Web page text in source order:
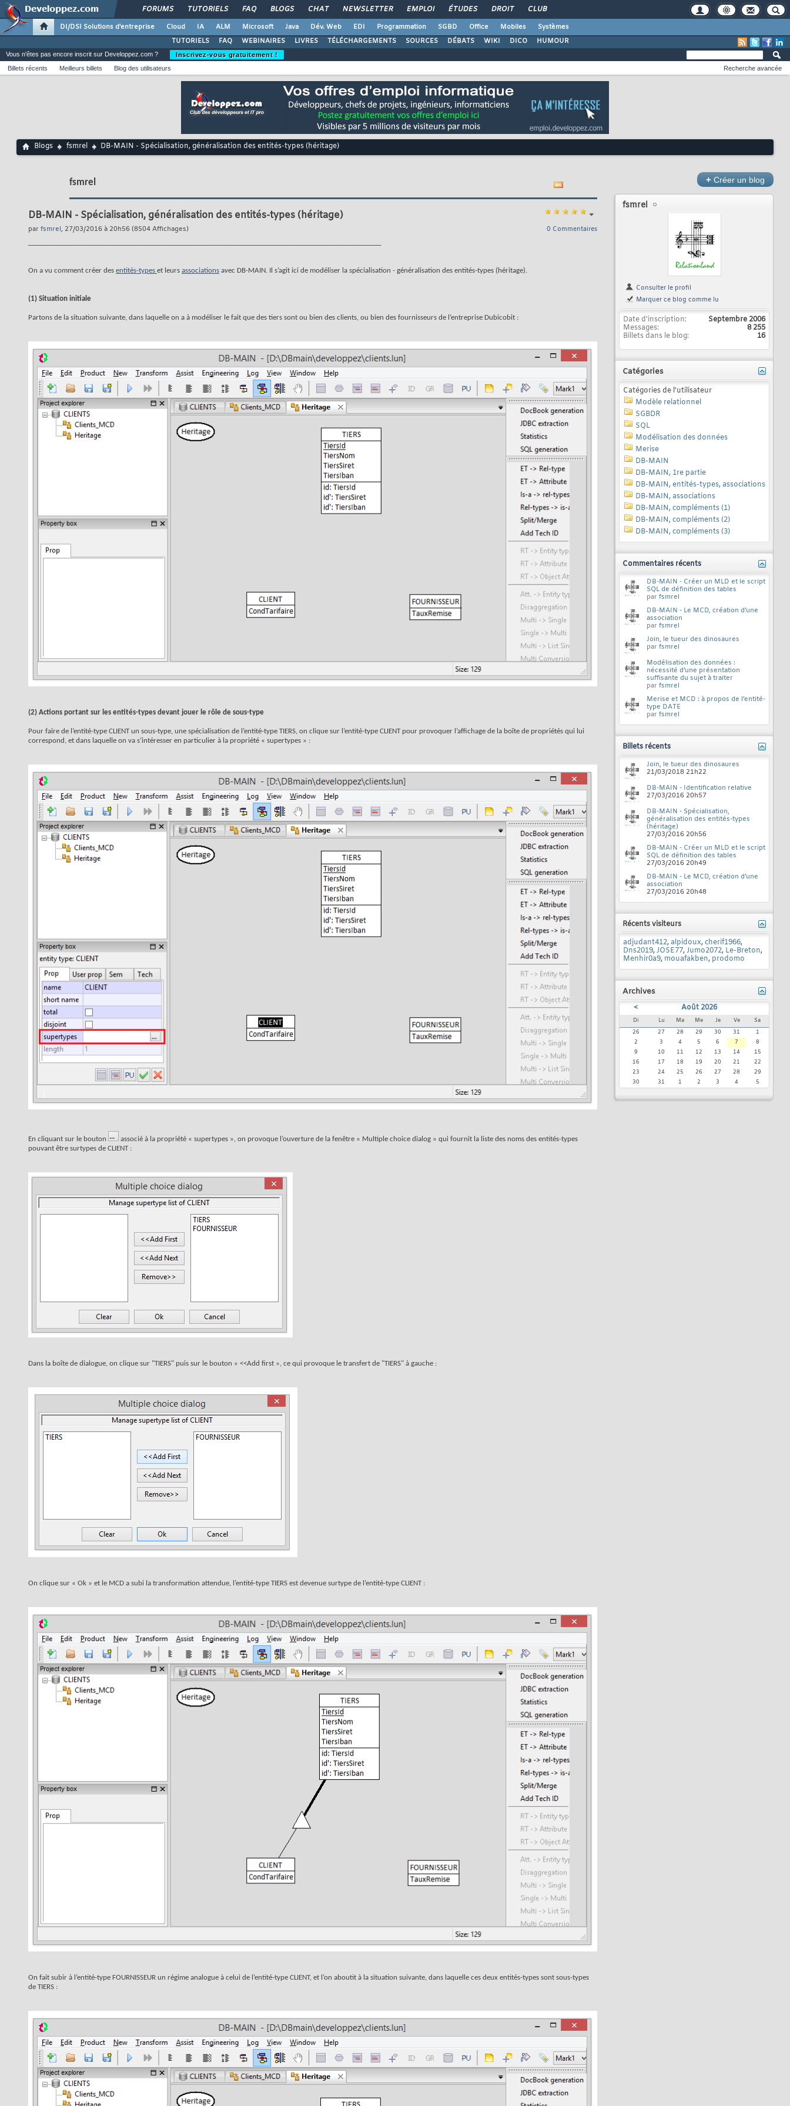
FORUMS TUTORIELS FAQ BLOGS CHAT NEWSLETTER EMPLOI ÉTUDES DROIT CLUB
DI/DSI Solutions d'entreprise Cloud IA ALM Microsoft Java Dév. Web EDI Programmation SGBD Office Mobiles
Systèmes
TUTORIELS
FAQ WEBINAIRES LIVRES TÉLÉCHARGEMENTS SOURCES DÉBATS WIKI DICO HUMOUR
Vous n'êtes pas encore inscrit sur Developpez.com ?
Inscrivez-vous gratuitement !
Billets récents
Meilleurs billets Blog des utilisateurs Recherche avancée
Blogs fsmrel DB-MAIN - Spécialisation, généralisation des entités-types (héritage)
fsmrel
DB-MAIN - Spécialisation, généralisation des entités-types (héritage)
0 Commentaires
par fsmrel, 27/03/2016 à 20h56 (8504 Affichages)
On a vu comment créer des entités-types et leurs associations avec DB-MAIN. Il s’agit ici de modéliser la spécialisation - généralisation des entités-types (héritage).
(1) Situation initiale
Partons de la situation suivante, dans laquelle on a à modéliser le fait que des tiers sont ou bien des clients, ou bien des fournisseurs de l’entreprise Dubicobit :
(2) Actions portant sur les entités-types devant jouer le rôle de sous-type
Pour faire de l’entité-type CLIENT un sous-type, une spécialisation de l’entité-type TIERS, on clique sur l’entité-type CLIENT pour provoquer l’affichage de la boîte de propriétés qui lui
correspond, et dans laquelle on va s’intéresser en particulier à la propriété « supertypes » :
En cliquant sur le bouton
associé à la propriété « supertypes », on provoque l’ouverture de la fenêtre « Multiple choice dialog » qui fournit la liste des noms des entités-types
pouvant être surtypes de CLIENT :
Dans la boîte de dialogue, on clique sur "TIERS" puis sur le bouton « <<Add first », ce qui provoque le transfert de "TIERS" à gauche :
On clique sur « Ok » et le MCD a subi la transformation attendue, l’entité-type TIERS est devenue surtype de l’entité-type CLIENT :
On fait subir à l’entité-type FOURNISSEUR un régime analogue à celui de l’entité-type CLIENT, et l’on aboutit à la situation suivante, dans laquelle ces deux entités-types sont sous-types
de TIERS :
+ Créer un blog
fsmrel
Consulter le profil
Marquer ce blog comme lu
Date d'inscription
Septembre 2006
Messages
8 255
Billets dans le blog
16
Catégories
Catégories de l'utilisateur
Modèle relationnel
SGBDR
SQL
Modélisation des données
Merise
DB-MAIN
DB-MAIN, 1re partie
DB-MAIN, entités-types, associations
DB-MAIN, associations
DB-MAIN, compléments (1)
DB-MAIN, compléments (2)
DB-MAIN, compléments (3)
Commentaires récents
DB-MAIN - Créer un MLD et le script
SQL de définition des tables
par fsmrel
DB-MAIN - Le MCD, création d’une
association
par fsmrel
Join, le tueur des dinosaures
par fsmrel
Modélisation des données :
nécessité d’une présentation
suffisante du sujet à traiter
par fsmrel
Merise et MCD : à propos de l’entité-
type DATE
par fsmrel
Billets récents
Join, le tueur des dinosaures
21/03/2018 21h22
DB-MAIN - Identification relative
27/03/2016 20h57
DB-MAIN - Spécialisation,
généralisation des entités-types
(héritage)
27/03/2016 20h56
DB-MAIN - Créer un MLD et le script
SQL de définition des tables
27/03/2016 20h49
DB-MAIN - Le MCD, création d’une
association
27/03/2016 20h48
Récents visiteurs
adjudant412, alpidoux, cherif1966,
Dns2019, JOSE77, Jumo2072, Le-Breton,
Menhir0a9, mouafakben, prodomo
Archives
< Août 2026
Di Lu Ma Me Je Ve
Sa
26
27 28 29 30 31
1
2
3 4 5 6 7
8
9
10 11 12 13 14
15
16
17 18 19 20 21
22
23
24 25 26 27 28
29
30
31 1 2 3 4 5